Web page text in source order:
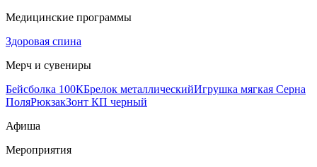
Медицинские программы
Здоровая спина
Мерч и сувениры
Бейсболка 100КБрелок металлическийИгрушка мягкая Серна
ПоляРюкзакЗонт КП черный
Афиша
Мероприятия